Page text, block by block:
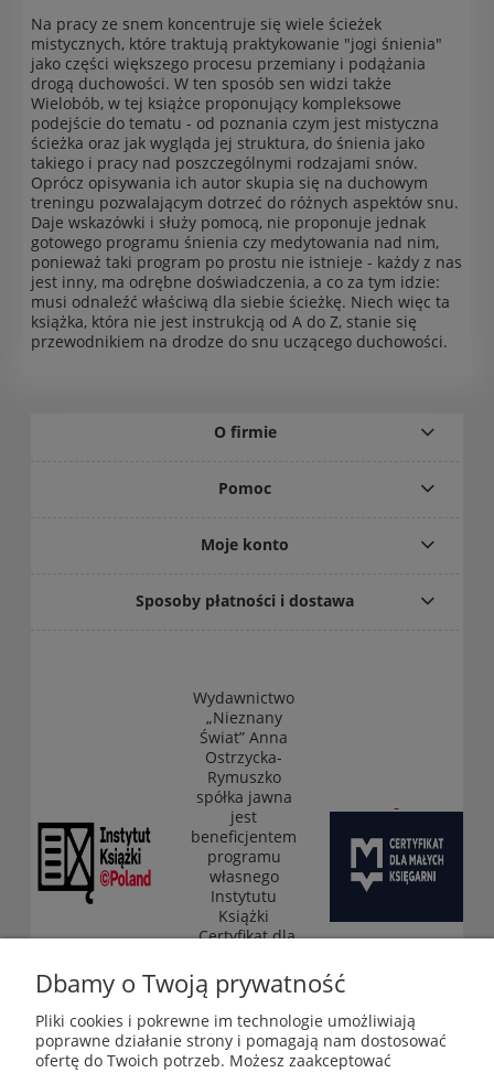
Na pracy ze snem koncentruje się wiele ścieżek
mistycznych, które traktują praktykowanie "jogi śnienia"
jako części większego procesu przemiany i podążania
drogą duchowości. W ten sposób sen widzi także
Wielobób, w tej książce proponujący kompleksowe
podejście do tematu - od poznania czym jest mistyczna
ścieżka oraz jak wygląda jej struktura, do śnienia jako
takiego i pracy nad poszczególnymi rodzajami snów.
Oprócz opisywania ich autor skupia się na duchowym
treningu pozwalającym dotrzeć do różnych aspektów snu.
Daje wskazówki i służy pomocą, nie proponuje jednak
gotowego programu śnienia czy medytowania nad nim,
ponieważ taki program po prostu nie istnieje - każdy z nas
jest inny, ma odrębne doświadczenia, a co za tym idzie:
musi odnaleźć właściwą dla siebie ścieżkę. Niech więc ta
książka, która nie jest instrukcją od A do Z, stanie się
przewodnikiem na drodze do snu uczącego duchowości.
O firmie
Pomoc
Moje konto
Sposoby płatności i dostawa
Wydawnictwo
„Nieznany
Świat” Anna
Ostrzycka-
Rymuszko
spółka jawna
jest
beneficjentem
programu
własnego
Instytutu
Książki
„Certyfikat dla
księgarni”
(edycja 2025-
2026)
Dbamy o Twoją prywatność
Pliki cookies i pokrewne im technologie umożliwiają
poprawne działanie strony i pomagają nam dostosować
ofertę do Twoich potrzeb. Możesz zaakceptować